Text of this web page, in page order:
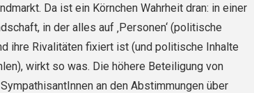
Da ist ein Körnchen Wahrheit dran: in einer
in der alles auf ‚Personen‘ (politische
ihre Rivalitäten fixiert ist (und politische Inhalte
wirkt so was. Die höhere Beteiligung von
an den Abstimmungen über